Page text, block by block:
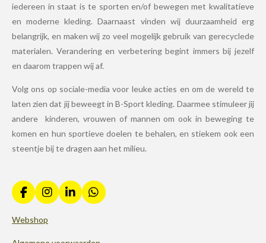
iedereen in staat is te sporten en/of bewegen met kwalitatieve
en moderne kleding. Daarnaast vinden wij duurzaamheid erg
belangrijk, en maken wij zo veel mogelijk gebruik van gerecyclede
materialen. Verandering en verbetering begint immers bij jezelf
en daarom trappen wij af.
Volg ons op sociale-media voor leuke acties en om de wereld te
laten zien dat jij beweegt in B-Sport kleding. Daarmee stimuleer jij
andere kinderen, vrouwen of mannen om ook in beweging te
komen en hun sportieve doelen te behalen, en stiekem ook een
steentje bij te dragen aan het milieu.
F
a
c
b
I
n
s
a
L
i
e
W
h
s
Webshop